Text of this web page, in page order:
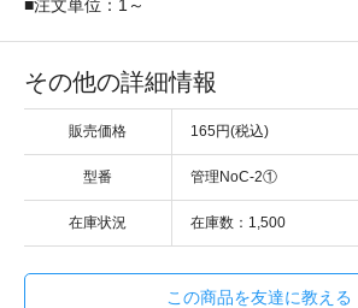
■注文単位：1～
その他の詳細情報
販売価格 165円(税込)
型番 管理NoC-2①
在庫状況 在庫数：1,500
この商品を友達に教える